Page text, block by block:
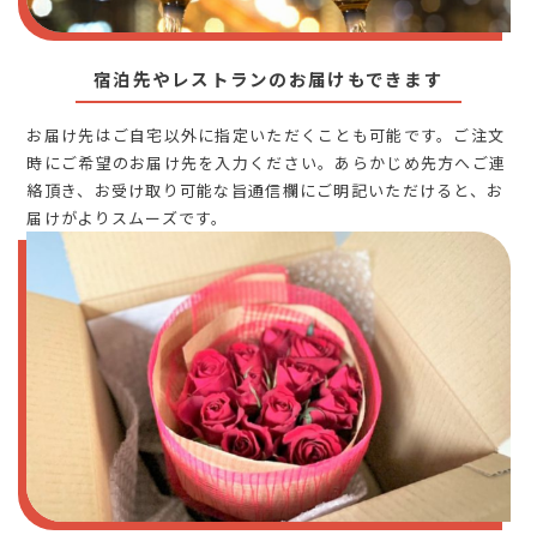
宿泊先やレストランのお届けもできます
お届け先はご自宅以外に指定いただくことも可能です。ご注文
時にご希望のお届け先を入力ください。あらかじめ先方へご連
絡頂き、お受け取り可能な旨通信欄にご明記いただけると、お
届けがよりスムーズです。